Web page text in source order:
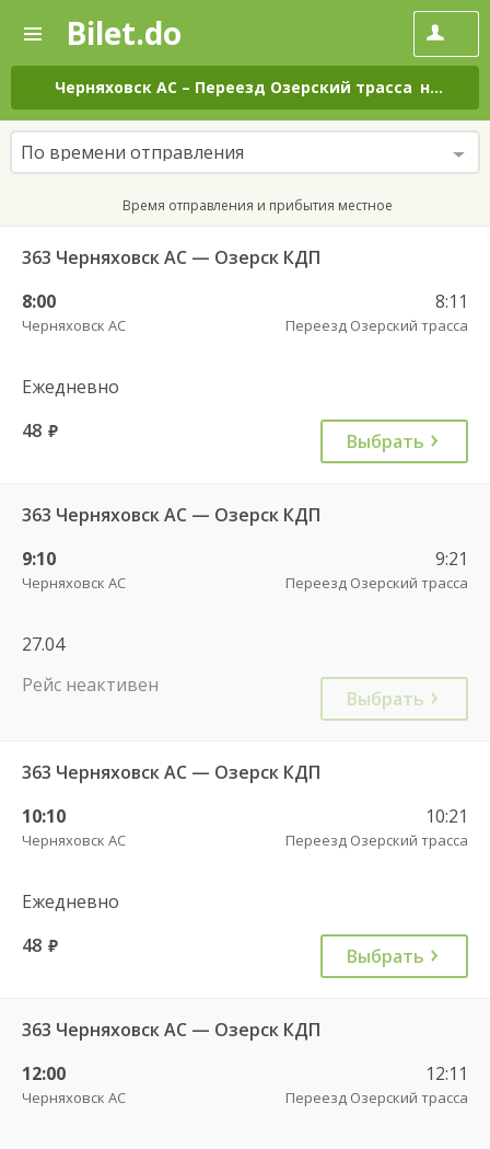
—
Поиск
и
покупка
билетов
на
автобус
онлайн
Bilet.do
Черняховск АС – Переезд Озерский трасса на все дни
По времени отправления
Время отправления и прибытия местное
363 Черняховск АС — Озерск КДП
8:00
Черняховск АС
8:11
Переезд Озерский трасса
Ежедневно
48 руб. Выбрать
363 Черняховск АС — Озерск КДП
9:10
Черняховск АС
9:21
Переезд Озерский трасса
27.04
Рейс неактивен
Выбрать
363 Черняховск АС — Озерск КДП
10:10
Черняховск АС
10:21
Переезд Озерский трасса
Ежедневно
48 руб. Выбрать
363 Черняховск АС — Озерск КДП
12:00
Черняховск АС
12:11
Переезд Озерский трасса